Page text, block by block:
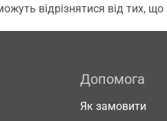
відрізнятися від тих, що
Допомога
Як замовити